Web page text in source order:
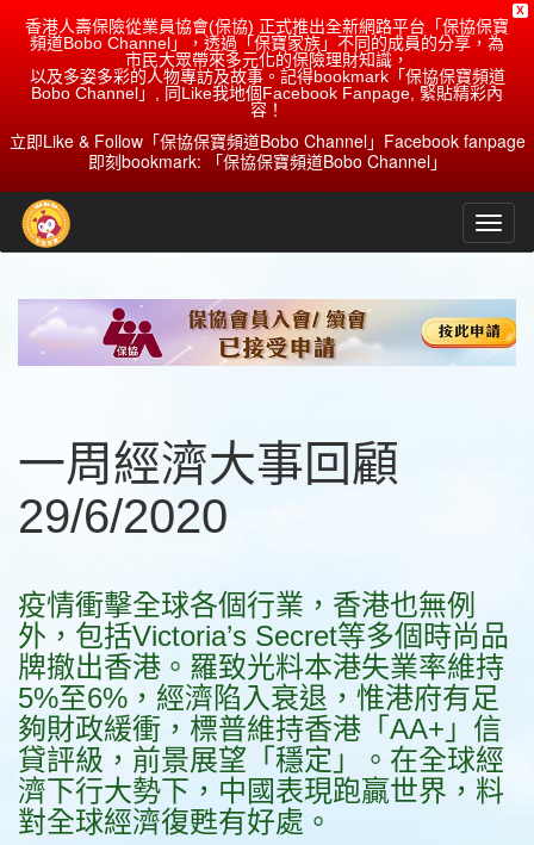
X
香港人壽保險從業員協會(保協) 正式推出全新網路平台「保協保寶
頻道Bobo Channel」，透過「保寶家族」不同的成員的分享，為
市民大眾帶來多元化的保險理財知識，
以及多姿多彩的人物專訪及故事。記得bookmark「保協保寶頻道
Bobo Channel」, 同Like我地個Facebook Fanpage, 緊貼精彩內
容！
立即Like & Follow「保協保寶頻道Bobo Channel」Facebook fanpage
即刻bookmark: 「保協保寶頻道Bobo Channel」
一周經濟大事回顧
29/6/2020
疫情衝擊全球各個行業，香港也無例
外，包括Victoria’s Secret等多個時尚品
牌撤出香港。羅致光料本港失業率維持
5%至6%，經濟陷入衰退，惟港府有足
夠財政緩衝，標普維持香港「AA+」信
貸評級，前景展望「穩定」。在全球經
濟下行大勢下，中國表現跑贏世界，料
對全球經濟復甦有好處。